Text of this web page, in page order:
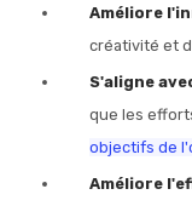
Améliore
créativité et
S'aligne
que les
objectifs de
Améliore